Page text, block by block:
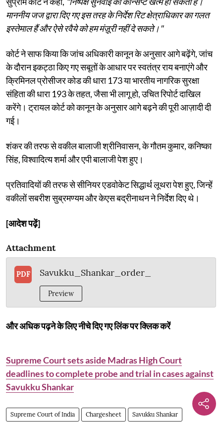
माननीय जज द्वारा दिए गए इस तरह के निर्देश रिट क्षेत्राधिकार का गलत
इस्तेमाल हैं और ऐसे रवैये को हम मंज़ूरी नहीं दे सकते।"
कोर्ट ने साफ किया कि जांच अधिकारी कानून के अनुसार आगे बढ़ेंगे, जांच
के दौरान इकट्ठा किए गए सबूतों के आधार पर स्वतंत्र राय बनाएंगे और
क्रिमिनल प्रोसीजर कोड की धारा 173 या भारतीय नागरिक सुरक्षा
संहिता की धारा 193 के तहत, जैसा भी लागू हो, उचित रिपोर्ट दाखिल
करेंगे। ट्रायल कोर्ट को कानून के अनुसार आगे बढ़ने की पूरी आज़ादी दी
गई।
शंकर की तरफ से वकील बालाजी श्रीनिवासन, के गौतम कुमार, कनिष्का
सिंह, विश्वादित्य शर्मा और एपी बालाजी पेश हुए।
प्रतिवादियों की तरफ से सीनियर एडवोकेट सिद्धार्थ लूथरा पेश हुए, जिन्हें
वकीलों सबरीश सुब्रमण्यम और केएस बद्रीनाथन ने निर्देश दिए थे।
[आदेश पढ़ें]
Attachment
PDF Savukku_Shankar_order_
Preview
और अधिक पढ़ने के लिए नीचे दिए गए लिंक पर क्लिक करें
Supreme Court sets aside Madras High Court
deadlines to complete probe and trial in cases against
Savukku Shankar
Supreme Court of India Chargesheet Savukku Shankar